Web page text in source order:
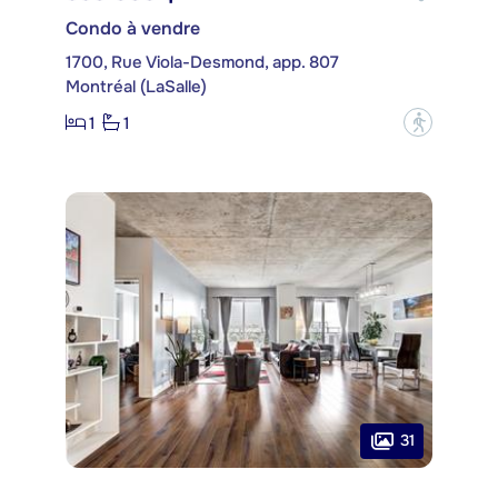
Condo à vendre
1700, Rue Viola-Desmond, app. 807
Montréal (LaSalle)
1
1 ?
31